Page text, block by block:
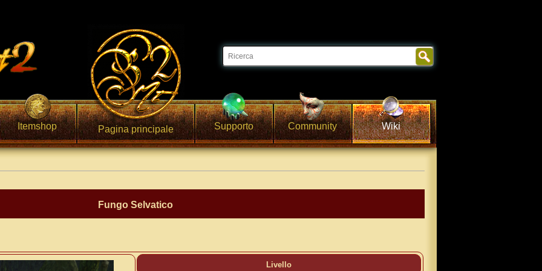
Itemshop Pagina principale Supporto Community Wiki
Fungo Selvatico
Livello